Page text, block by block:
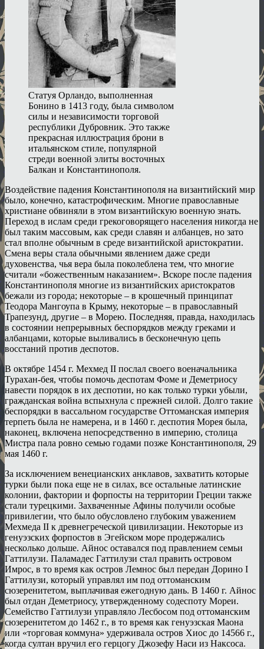
Статуя Орландо, выполненная
Бонино в 1413 году, была символом
силы и независимости торговой
республики Дубровник. Это также
прекрасная иллюстрация брони в
итальянском стиле, популярной
стреди военной элиты восточных
Балкан и Константинополя.
Воздействие падения Константинополя на византийский мир
было, конечно, катастрофическим. Многие православные
христиане обвиняли в этом византийскую военную знать.
Переход в ислам среди грекоговорящего населения никогда не
был таким массовым, как среди славян и албанцев, но зато
стал вполне обычным в среде византийской аристократии.
Смена веры стала обычными явлением даже среди
духовенства, чья вера была поколеблена тем, что многие
считали «божественным наказанием». Вскоре после падения
Константинополя многие из византийских аристократов
бежали из города; некоторые – в крошечный принципат
Теодора Мангоупа в Крыму, некоторые – в православный
Трапезунд, другие – в Морею. Последняя, правда, находилась
в состоянии непрерывных беспорядков между греками и
албанцами, которые выливались в бесконечную цепь
восстаний против деспотов.
В октябре 1454 г. Мехмед II послал своего военачальника
Турахан-бея, чтобы помочь деспотам Фоме и Деметриосу
навести порядок в их деспотии, но как только турки убыли,
гражданская война вспыхнула с прежней силой. Долго такие
беспорядки в вассальном государстве Оттоманская империя
терпеть была не намерена, и в 1460 г. деспотия Морея была,
наконец, включена непосредственно в империю, столица
Мистра пала ровно семью годами позже Константинополя, 29
мая 1460 г.
За исключением венецианских анклавов, захватить которые
турки были пока еще не в силах, все остальные латинские
колонии, фактории и форпосты на территории Греции также
стали турецкими. Захваченные Афины получили особые
привилегии, что было обусловлено глубоким уважением
Мехмеда II к древнегреческой цивилизации. Некоторые из
генуэзских форпостов в Эгейском море продержались
несколько дольше. Айнос оставался под правлением семьи
Гаттилузи. Паламадес Гаттилузи стал править островом
Имрос, в то время как остров Лемнос был передан Дорино I
Гаттилузи, который управлял им под оттоманским
сюзеренитетом, выплачивая ежегодную дань. В 1460 г. Айнос
был отдан Деметриосу, утвержденному содеспоту Мореи.
Семейство Гаттилузи управляло Лесбосом под оттоманским
сюзеренитетом до 1462 г., в то время как генуэзская Маона
или «торговая коммуна» удерживала остров Хиос до 14566 г.,
когда султан вручил его герцогу Джозефу Наси из Наксоса.